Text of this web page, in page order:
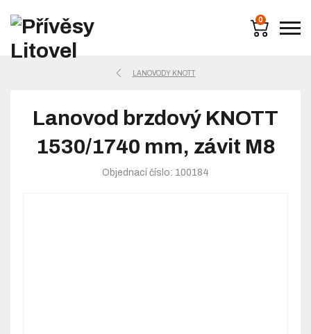
0
LANOVODY KNOTT
Lanovod brzdový KNOTT
1530/1740 mm, závit M8
Objednací číslo: 100184